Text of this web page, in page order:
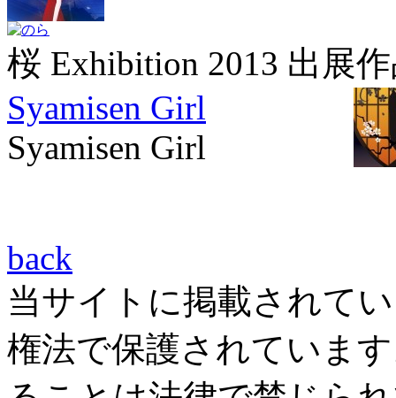
桜 Exhibition 2013 出展
Syamisen Girl
Syamisen Girl
back
当サイトに掲載されて
権法で保護されていま